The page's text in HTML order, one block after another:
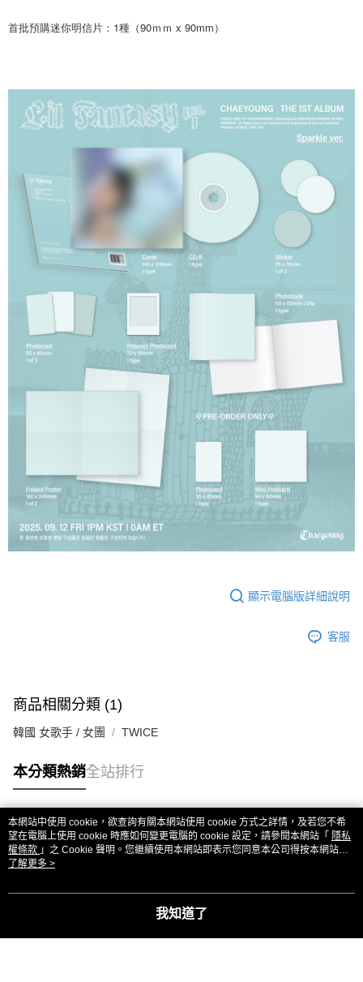
【注意事項】
１．透過由恩沛科技股份有限公司提供之「AFTEE先享後付」服務完成之交
３．未成年的使用者請事先徵得法定代理人或監護人之同意方可使用
「AFTEE先享後付」，若未經同意申辦者引起之損失，本公司不負相關責
４．使用「AFTEE先享後付」時，將依據個別帳號之用戶狀況，依本公司即
時審查核予不同之上限額度；若仍有額度不足之情形，本公司將視審查結果
請求用戶進行身份認證。
５．嚴禁一人註冊多個帳號或使用他人資訊註冊。若發現惡意使用之情形，
恩沛科技股份有限公司將有權停止該用戶之使用額度並採取法律行動。
每筆NT$90
每筆NT$200
付款後門市自取
查看運費
北美國家/地區配送 查看運費
歐洲國家/地區配送 查看運費
首批預購迷你明信片：1種（90ｍｍ x 90mm）
顯示電腦版詳細說明
客服
商品相關分類 (1)
韓國 女歌手 / 女團 TWICE
本分類熱銷全站排行
熱門標籤
本網站中使用 cookie，欲查詢有關本網站使用 cookie 方式之詳情，及若您不希
望在電腦上使用 cookie 時應如何變更電腦的 cookie 設定，請參閱本網站「 隱私
權條款 」之 Cookie 聲明。您繼續使用本網站即表示您同意本公司得按本網站使
用條款之 Cookie 聲明使用 cookie。
了解更多 >
我知道了